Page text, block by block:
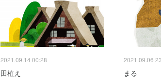
2021.09.14 00:28
田植え
2021.09.06
まる